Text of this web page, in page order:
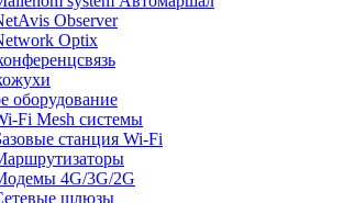
Observer
Optix
оборудование
Fi Mesh системы
станция Wi-Fi
4G/3G/2G
шлюзы